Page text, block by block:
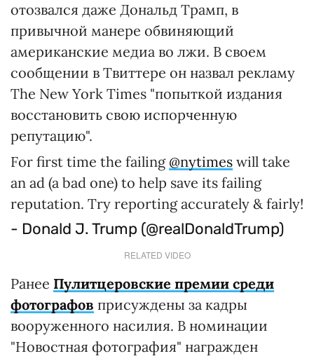
отозвался даже Дональд Трамп, в
привычной манере обвиняющий
американские медиа во лжи. В своем
сообщении в Твиттере он назвал рекламу
The New York Times "попыткой издания
восстановить свою испорченную
репутацию".
For first time the failing @nytimes will take
an ad (a bad one) to help save its failing
reputation. Try reporting accurately & fairly!
- Donald J. Trump (@realDonaldTrump)
RELATED VIDEO
Ранее Пулитцеровские премии среди
фотографов присуждены за кадры
вооруженного насилия. В номинации
"Новостная фотография" награжден